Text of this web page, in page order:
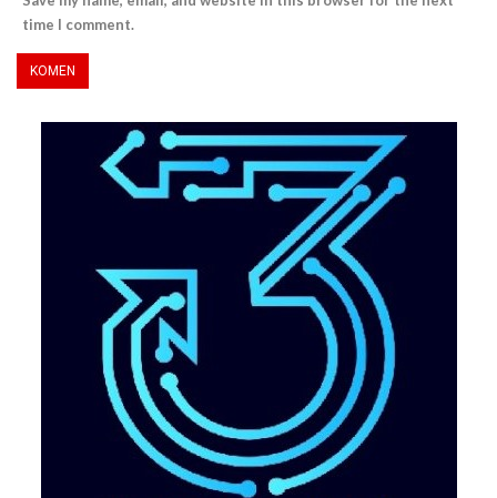
time I comment.